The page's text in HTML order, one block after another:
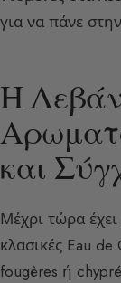
για να πάνε
Η
και
Μέχρι τώρα
κλασικές Eau
fougères ή